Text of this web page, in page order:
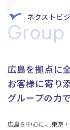
ネクストビ
Group
広島を拠点に
お客様に寄り
グループの力
広島を中心に、東京